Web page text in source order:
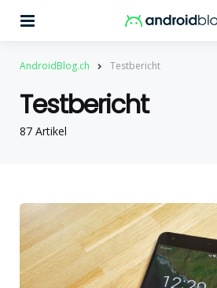
AndroidBlog.ch Testbericht
87 Artikel
Testbericht